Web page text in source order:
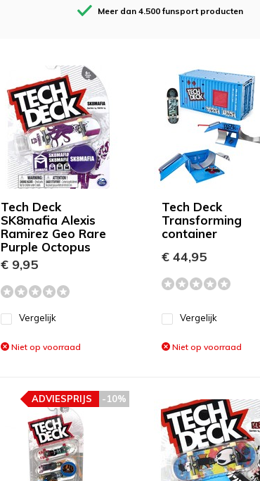
Meer dan 4.500 funsport producten
Tech Deck
SK8mafia Alexis
Ramirez Geo Rare
Purple Octopus
€ 9,95
Vergelijk
Niet op voorraad
Tech Deck
Transforming
container
€ 44,95
Vergelijk
Niet op voorraad
-10%
ADVIESPRIJS